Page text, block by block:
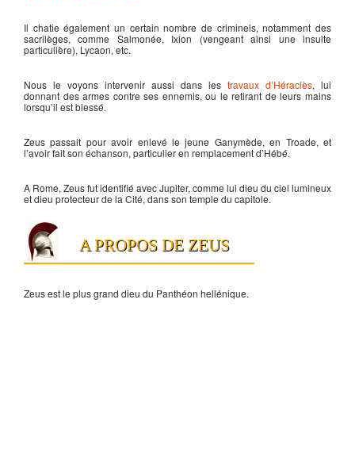
Il chatie également un certain nombre de criminels, notamment des
sacrilèges, comme Salmonée, Ixion (vengeant ainsi une insulte
particulière), Lycaon, etc.
Nous le voyons intervenir aussi dans les travaux d’Héraclès, lui
donnant des armes contre ses ennemis, ou le retirant de leurs mains
lorsqu’il est blessé.
Zeus passait pour avoir enlevé le jeune Ganymède, en Troade, et
l’avoir fait son échanson, particulier en remplacement d’Hébé.
A Rome, Zeusfut identifié avec Jupiter, comme lui dieu du ciel lumineux
et dieu protecteur de la Cité, dans son temple du capitole.
A PROPOS DE ZEUS
Zeusest le plus grand dieu du Panthéon hellénique.